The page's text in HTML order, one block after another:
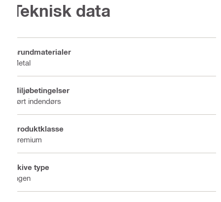
Teknisk data
Grundmaterialer
Metal
Miljøbetingelser
Tørt indendørs
Produktklasse
Premium
Skive type
Ingen